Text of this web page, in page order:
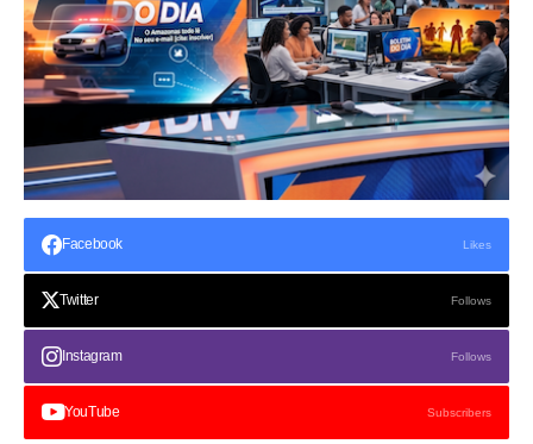
Facebook Likes
Twitter Follows
Instagram Follows
YouTube Subscribers